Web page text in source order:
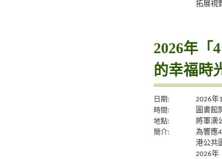
拓展視
2026年「
的幸福時
日期:
2026年
時間:
圖書館
地點:
將軍澳
簡介:
為響應
港公共
2026年